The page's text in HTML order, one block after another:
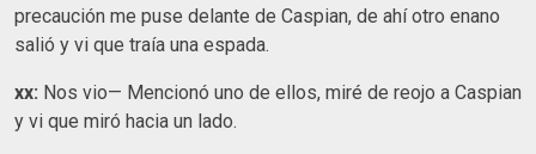
precaución me puse delante de Caspian, de ahí otro enano
salió y vi que traía una espada.
xx: Nos vio— Mencionó uno de ellos, miré de reojo a Caspian
y vi que miró hacia un lado.